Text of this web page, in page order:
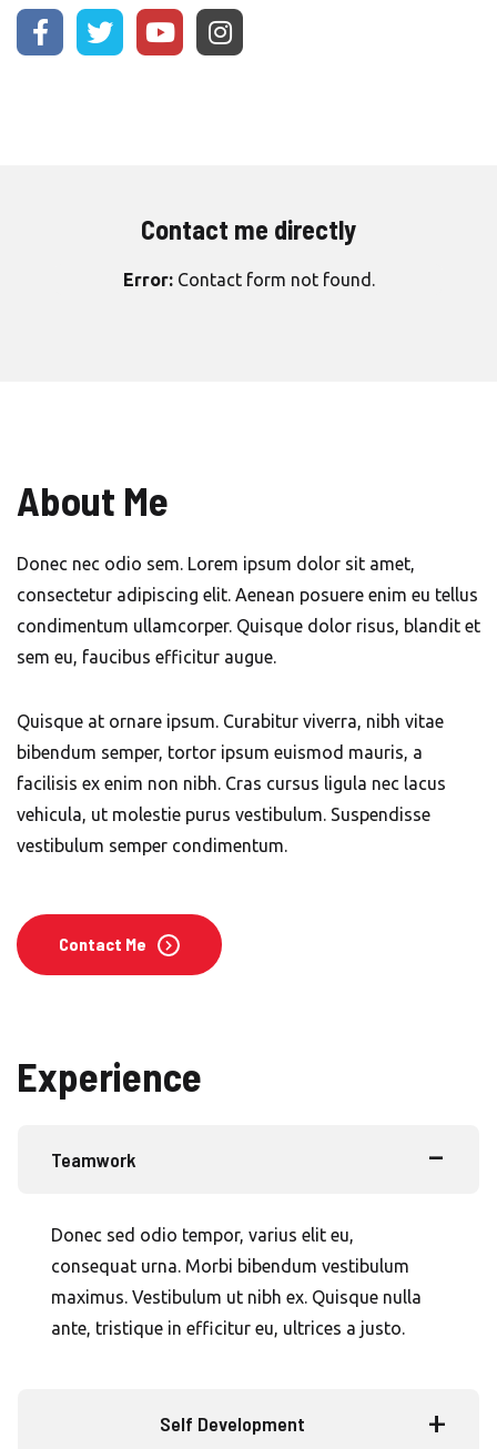
Contact me directly
Error:Contact form not found.
About Me
Donec nec odio sem. Lorem ipsum dolor sit amet,
consectetur adipiscing elit. Aenean posuere enim eu tellus
condimentum ullamcorper. Quisque dolor risus, blandit et
sem eu, faucibus efficitur augue.
Quisque at ornare ipsum. Curabitur viverra, nibh vitae
bibendum semper, tortor ipsum euismod mauris, a
facilisis ex enim non nibh. Cras cursus ligula nec lacus
vehicula, ut molestie purus vestibulum. Suspendisse
vestibulum semper condimentum.
Contact Me
Experience
Teamwork
Donec sed odio tempor, varius elit eu,
consequat urna. Morbi bibendum vestibulum
maximus. Vestibulum ut nibh ex. Quisque nulla
ante, tristique in efficitur eu, ultrices a justo.
Self Development